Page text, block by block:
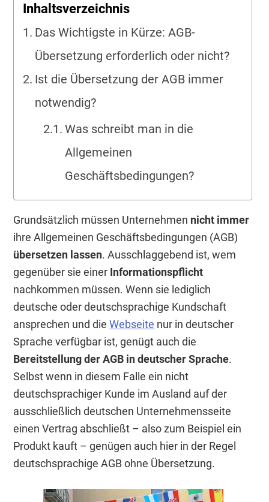
Inhaltsverzeichnis
Das Wichtigste in Kürze: AGB-
Übersetzung erforderlich oder nicht?
Ist die Übersetzung der AGB immer
notwendig?
Was schreibt man in die
Allgemeinen
Geschäftsbedingungen?
Grundsätzlich müssen Unternehmen nicht immer
ihre Allgemeinen Geschäftsbedingungen (AGB)
übersetzen lassen. Ausschlaggebend ist, wem
gegenüber sie einer Informationspflicht
nachkommen müssen. Wenn sie lediglich
deutsche oder deutschsprachige Kundschaft
ansprechen und dieWebseite nur in deutscher
Sprache verfügbar ist, genügt auch die
Bereitstellung der AGB in deutscher Sprache.
Selbst wenn in diesem Falle ein nicht
deutschsprachiger Kunde im Ausland auf der
ausschließlich deutschen Unternehmensseite
einen Vertrag abschließt – also zum Beispiel ein
Produkt kauft – genügen auch hier in der Regel
deutschsprachige AGB ohne Übersetzung.